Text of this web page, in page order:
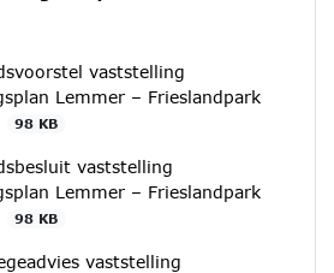
vaststelling
Lemmer – Frieslandpark
98 KB
vaststelling
Lemmer – Frieslandpark
98 KB
vaststelling